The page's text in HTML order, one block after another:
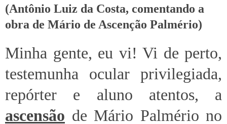
(Antônio Luiz da Costa, comentando a
obra de Mário de Ascenção Palmério)
Minha gente, eu vi! Vi de perto,
testemunha ocular privilegiada,
repórter e aluno atentos, a
ascensão de Mário Palmério no